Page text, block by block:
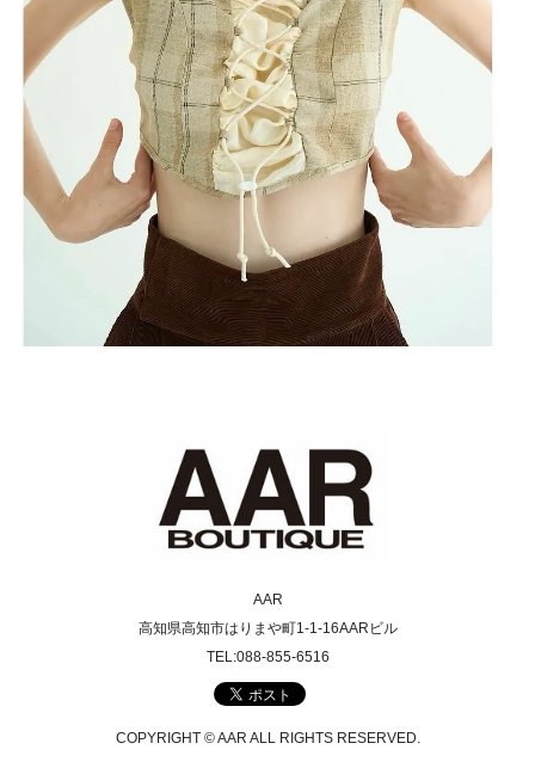
AAR
高知県高知市はりまや町1-1-16AARビル
TEL:088-855-6516
COPYRIGHT © AAR ALL RIGHTS RESERVED.